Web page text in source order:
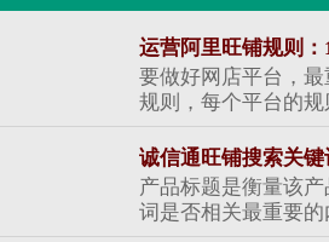
运营阿里旺铺规则：
要做好网店平台，
规则，每个平台的规
诚信通旺铺搜索关键
产品标题是衡量该
词是否相关最重要的